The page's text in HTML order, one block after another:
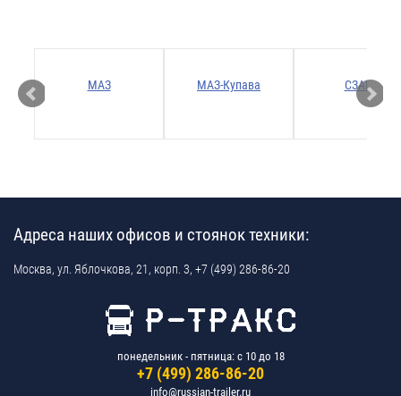
МАЗ МАЗ-Купава СЗАП
Адреса наших офисов и стоянок техники:
Москва, ул. Яблочкова, 21, корп. 3, +7 (499) 286-86-20
понедельник - пятница: с 10 до 18
+7 (499) 286-86-20
info@russian-trailer.ru